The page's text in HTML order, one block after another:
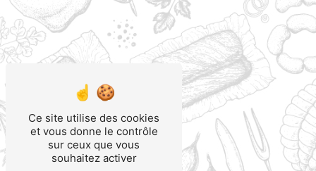
Ce site utilise des cookies
et vous donne le contrôle
sur ceux que vous
souhaitez activer